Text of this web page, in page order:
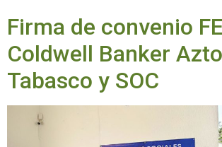
Firma de convenio
Coldwell Banker
Tabasco y SOC